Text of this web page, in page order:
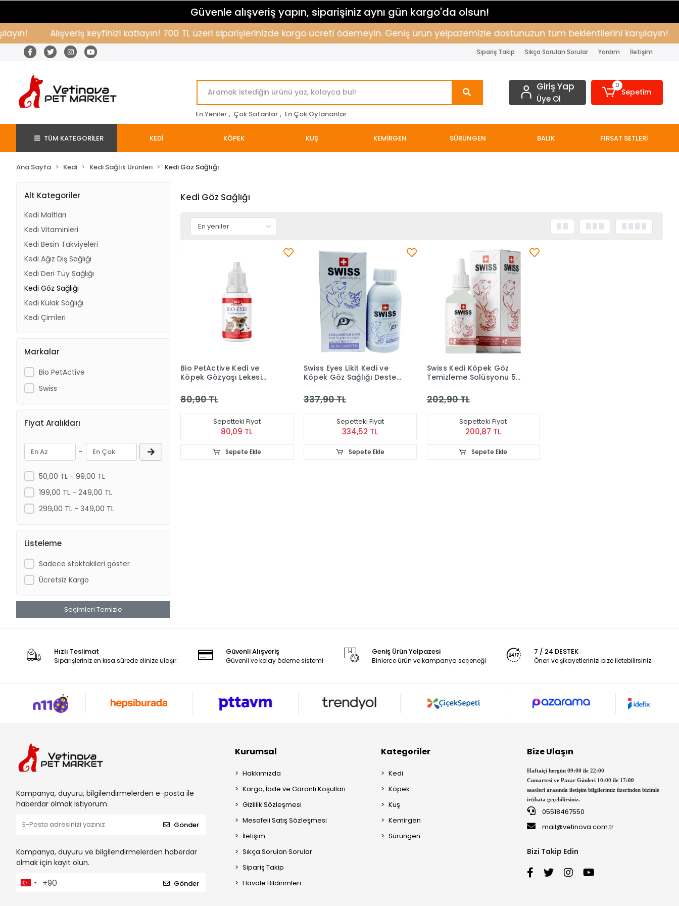
Güvenle alışveriş yapın, siparişiniz aynı gün kargo'da olsun!
Alışveriş keyfinizi katlayın! 700 TL üzeri siparişlerinizde kargo ücreti ödemeyin. Geniş ürün yelpazemizle dostunuzun tüm beklentilerini karşılayın!
Sipariş Takip Sıkça Sorulan Sorular Yardım İletişim
En Yeniler , Çok Satanlar , En Çok Oylananlar
Giriş Yap
Üye Ol
0
Sepetim
TÜM KATEGORİLER KEDİ KÖPEK KUŞ KEMİRGEN SÜRÜNGEN BALIK FIRSAT SETLERİ
Ana Sayfa Kedi Kedi Sağlık Ürünleri Kedi Göz Sağlığı
Alt Kategoriler
Kedi Maltları
Kedi Vitaminleri
Kedi Besin Takviyeleri
Kedi Ağız Diş Sağlığı
Kedi Deri Tüy Sağlığı
Kedi Göz Sağlığı
Kedi Kulak Sağlığı
Kedi Çimleri
Markalar
Bio PetActive
Swiss
Fiyat Aralıkları
-
50,00 TL - 99,00 TL
199,00 TL - 249,00 TL
299,00 TL - 349,00 TL
Listeleme
Sadece stoktakileri göster
Ücretsiz Kargo
Seçimleri Temizle
Kedi Göz Sağlığı
Bio PetActive Kedi ve
Köpek Gözyaşı Lekesi
ml)
80,90 TL
Sepetteki Fiyat
80,09 TL
Sepete Ekle
Swiss Eyes Likit Kedi ve
Köpek Göz Sağlığı Destek
337,90 TL
Sepetteki Fiyat
334,52 TL
Sepete Ekle
Swiss Kedi Köpek Göz
Temizleme Solüsyonu 50
202,90 TL
Sepetteki Fiyat
200,87 TL
Sepete Ekle
Hızlı Teslimat
Siparişleriniz en kısa sürede elinize ulaşır.
Güvenli Alışveriş
Güvenli ve kolay ödeme sistemi
Geniş Ürün Yelpazesi
Binlerce ürün ve kampanya seçeneği
7 / 24 DESTEK
Öneri ve şikayetlerinizi bize iletebilirsiniz.
Kampanya, duyuru, bilgilendirmelerden e-posta ile
haberdar olmak istiyorum.
Gönder
Kampanya, duyuru ve bilgilendirmelerden haberdar
olmak için kayıt olun.
Gönder
Kurumsal
Hakkımızda
Kargo, İade ve Garanti Koşulları
Gizlilik Sözleşmesi
Mesafeli Satış Sözleşmesi
İletişim
Sıkça Sorulan Sorular
Sipariş Takip
Havale Bildirimleri
Kategoriler
Kedi
Köpek
Kuş
Kemirgen
Sürüngen
Bize Ulaşın
Haftaiçi hergün 09:00 ile 22:00
Cumartesi ve Pazar Günleri 10:00 ile 17:00
saatleri arasında iletişim bilgilerimiz üzerinden bizimle
irtibata geçebilirsiniz.
05518467550
mail@vetinova.com.tr
Bizi Takip Edin